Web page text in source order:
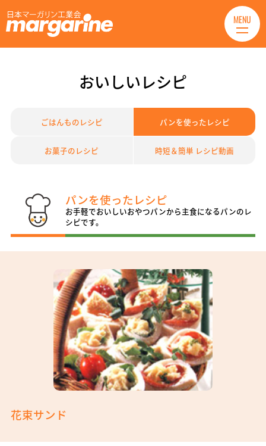
MENU
おいしいレシピ
ごはんものレシピ パンを使ったレシピ
お菓子のレシピ 時短＆簡単 レシピ動画
パンを使ったレシピ
お手軽でおいしいおやつパンから主食になるパンのレ
シピです。
花束サンド